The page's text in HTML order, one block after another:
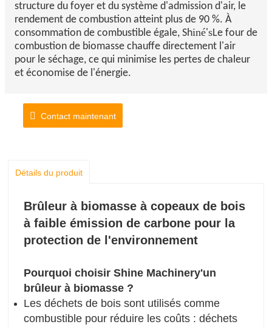
structure du foyer et du système d'admission d'air, le
rendement de combustion atteint plus de 90 %. À
consommation de combustible égale, Shiné'sLe four de
combustion de biomasse chauffe directement l'air
pour le séchage, ce qui minimise les pertes de chaleur
et économise de l'énergie.
Contact maintenant
Détails du produit
Brûleur à biomasse à copeaux de bois
à faible émission de carbone pour la
protection de l'environnement
Pourquoi choisir Shine Machinery'un
brûleur à biomasse ?
Les déchets de bois sont utilisés comme
combustible pour réduire les coûts : déchets